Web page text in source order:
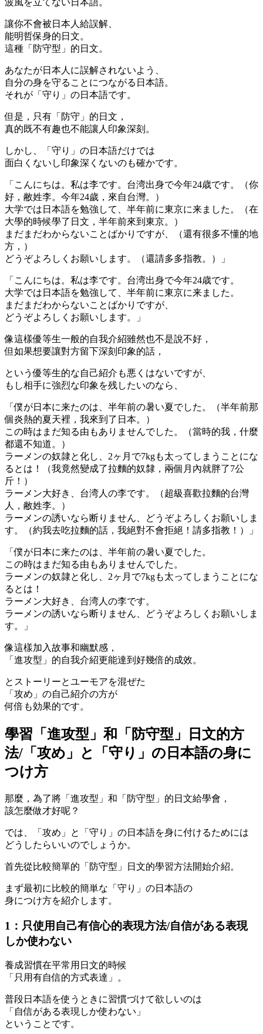
波風を立てない日本語。
讓你不會被日本人給誤解、
能明哲保身的日文。
這種「防守型」的日文。
あなたが日本人に誤解されないよう、
自分の身を守ることにつながる日本語。
それが「守り」の日本語です。
但是，只有「防守」的日文，
真的既不有趣也不能讓人印象深刻。
しかし、「守り」の日本語だけでは
面白くないし印象深くないのも確かです。
「こんにちは。私は李です。台湾出身で今年24歳です。（你
好，敝姓李。今年24歲，來自台灣。）
大学では日本語を勉強して、半年前に東京に来ました。（在
大學的時候學了日文，半年前來到東京。）
まだまだわからないことばかりですが、（還有很多不懂的地
方，）
どうぞよろしくお願いします。（還請多多指教。）」
「こんにちは。私は李です。台湾出身で今年24歳です。
大学では日本語を勉強して、半年前に東京に来ました。
まだまだわからないことばかりですが、
どうぞよろしくお願いします。」
像這樣優等生一般的自我介紹雖然也不是說不好，
但如果想要讓對方留下深刻印象的話，
という優等生的な自己紹介も悪くはないですが、
もし相手に強烈な印象を残したいのなら、
「僕が日本に来たのは、半年前の暑い夏でした。（半年前那
個炎熱的夏天裡，我來到了日本。）
この時はまだ知る由もありませんでした。（當時的我，什麼
都還不知道。）
ラーメンの奴隷と化し、2ヶ月で7kgも太ってしまうことにな
るとは！（我竟然變成了拉麵的奴隸，兩個月內就胖了7公
斤！）
ラーメン大好き、台湾人の李です。（超級喜歡拉麵的台灣
人，敝姓李。）
ラーメンの誘いなら断りません、どうぞよろしくお願いしま
す。（約我去吃拉麵的話，我絕對不會拒絕！請多指教！）」
「僕が日本に来たのは、半年前の暑い夏でした。
この時はまだ知る由もありませんでした。
ラーメンの奴隷と化し、2ヶ月で7kgも太ってしまうことにな
るとは！
ラーメン大好き、台湾人の李です。
ラーメンの誘いなら断りません、どうぞよろしくお願いしま
す。」
像這樣加入故事和幽默感，
「進攻型」的自我介紹更能達到好幾倍的成效。
とストーリーとユーモアを混ぜた
「攻め」の自己紹介の方が
何倍も効果的です。
學習「進攻型」和「防守型」日文的方
法/「攻め」と「守り」の日本語の身に
つけ方
那麼，為了將「進攻型」和「防守型」的日文給學會，
該怎麼做才好呢？
では、「攻め」と「守り」の日本語を身に付けるためには
どうしたらいいのでしょうか。
首先從比較簡單的 「防守型」日文的學習方法開始介紹。
まず最初に比較的簡単な「守り」の日本語の
身につけ方を紹介します。
1：只使用自己有信心的表現方法/自信がある表現
しか使わない
養成習慣在平常用日文的時候
「只用有自信的方式表達」
。
普段日本語を使うときに習慣づけて欲しいのは
「自信がある表現しか使わない」
ということです。